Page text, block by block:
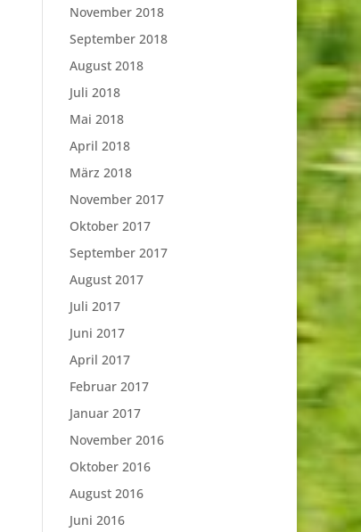
November 2018
September 2018
August 2018
Juli 2018
Mai 2018
April 2018
März 2018
November 2017
Oktober 2017
September 2017
August 2017
Juli 2017
Juni 2017
April 2017
Februar 2017
Januar 2017
November 2016
Oktober 2016
August 2016
Juni 2016